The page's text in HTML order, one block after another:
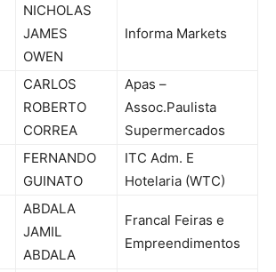
NICHOLAS
JAMES
OWEN
Informa Markets
CARLOS
ROBERTO
CORREA
Apas –
Assoc.Paulista
Supermercados
FERNANDO
GUINATO
ITC Adm. E
Hotelaria (WTC)
ABDALA
JAMIL
ABDALA
Francal Feiras e
Empreendimentos